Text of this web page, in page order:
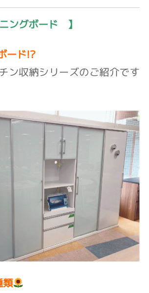
ングボード 】
ード!?
ン収納シリーズのご紹介です
類